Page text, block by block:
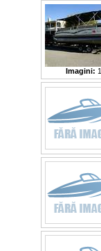
Imagini: 1